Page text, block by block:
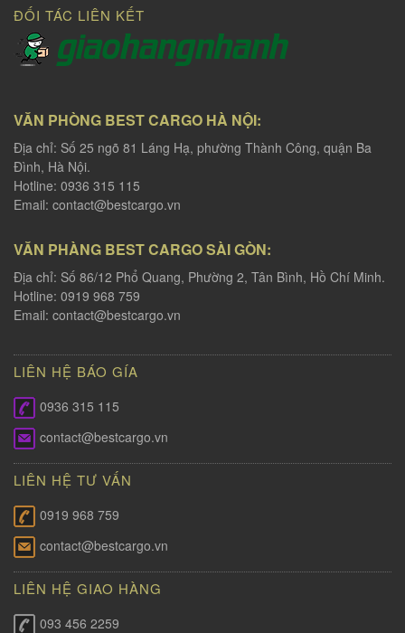
ĐỐI TÁC LIÊN KẾT
VĂN PHÒNG BEST CARGO HÀ NỘI:
Địa chỉ: Số 25 ngõ 81 Láng Hạ, phường Thành Công, quận Ba
Đình, Hà Nội.
Hotline: 0936 315 115
Email: contact@bestcargo.vn
VĂN PHÀNG BEST CARGO SÀI GÒN:
Địa chỉ: Số 86/12 Phổ Quang, Phường 2, Tân Bình, Hồ Chí Minh.
Hotline: 0919 968 759
Email: contact@bestcargo.vn
LIÊN HỆ BÁO GÍA
0936 315 115
contact@bestcargo.vn
LIÊN HỆ TƯ VẤN
0919 968 759
contact@bestcargo.vn
LIÊN HỆ GIAO HÀNG
093 456 2259